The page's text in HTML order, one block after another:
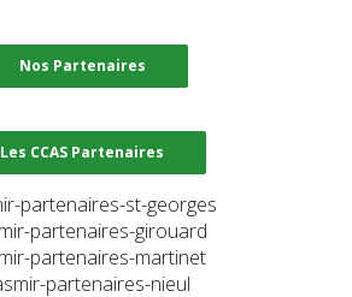
Nos Partenaires
Les CCAS Partenaires